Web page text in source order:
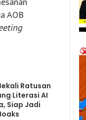
AOB
Ratusan
Literasi AI
Siap Jadi